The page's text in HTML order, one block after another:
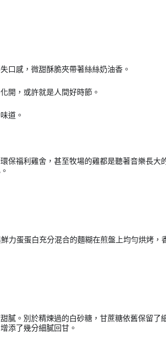
口感，微甜酥脆夾帶著絲絲奶油香。
開，或許就是人間好時節。
道。
保福利雞舍，甚至牧場的雞都是聽著音樂長大
力蛋蛋白充分混合的麵糊在煎盤上均勻烘烤，
膩。別於精煉過的白砂糖，甘蔗糖依舊保留了
添了幾分細膩回甘。